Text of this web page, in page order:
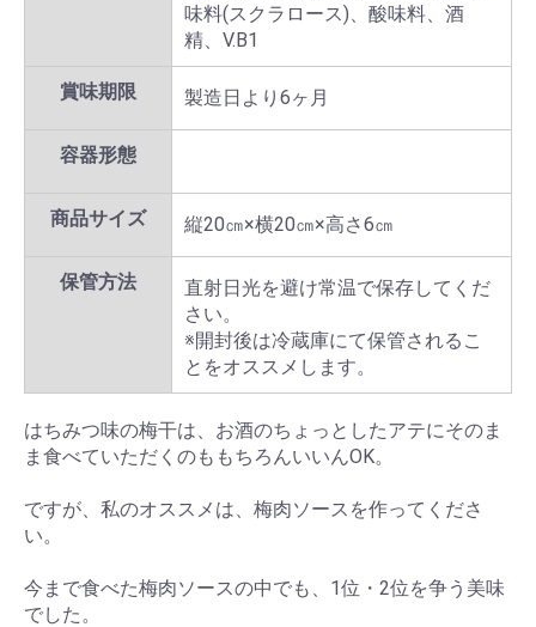
味料(スクラロース)、酸味料、酒
精、V.B1
賞味期限 製造日より6ヶ月
容器形態
商品サイズ 縦20㎝×横20㎝×高さ6㎝
保管方法
直射日光を避け常温で保存してくだ
さい。
※開封後は冷蔵庫にて保管されるこ
とをオススメします。
はちみつ味の梅干は、お酒のちょっとしたアテにそのま
ま食べていただくのももちろんいいんOK。
ですが、私のオススメは、梅肉ソースを作ってくださ
い。
今まで食べた梅肉ソースの中でも、1位・2位を争う美味
でした。